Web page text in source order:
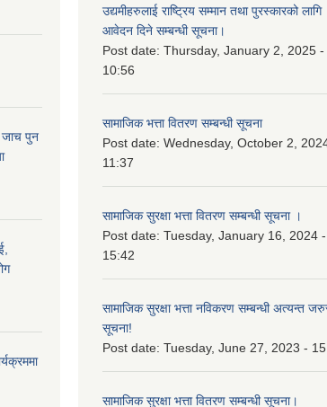
जाच पुन
उद्यमीहरुलाई राष्‍ट्रिय सम्मान तथा पुरस्कारको लागि
आवेदन दिने सम्बन्धी सूचना।
Post date: Thursday, January 2, 2025 -
10:56
सामाजिक भत्ता वितरण सम्बन्धी सूचना
Post date: Wednesday, October 2,
11:37
सामाजिक सुरक्षा भत्ता वितरण सम्बन्धी सूचना ।
Post date: Tuesday, January 16, 2024 -
15:42
सामाजिक सुरक्षा भत्ता नविकरण सम्बन्धी अत्यन्त
सूचना!
Post date: Tuesday, June 27, 2023 -
सामाजिक सुरक्षा भत्ता वितरण सम्बन्धी सूचना।